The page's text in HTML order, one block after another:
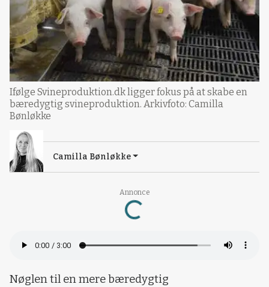
Annonce
Loading...
Ifølge Svineproduktion.dk ligger fokus på at skabe en
bæredygtig svineproduktion. Arkivfoto: Camilla
Bønløkke
Camilla Bønløkke
Nøglen til en mere bæredygtig